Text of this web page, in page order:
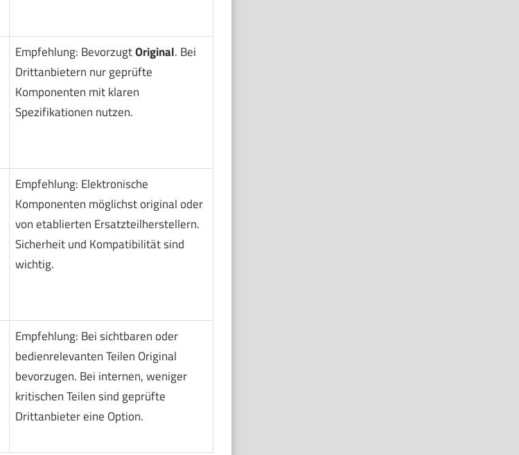
Empfehlung: BevorzugtOriginal. Bei
Drittanbietern nur geprüfte
Komponenten mit klaren
Spezifikationen nutzen.
Empfehlung: Elektronische
Komponenten möglichst original oder
von etablierten Ersatzteilherstellern.
Sicherheit und Kompatibilität sind
wichtig.
Empfehlung: Bei sichtbaren oder
bedienrelevanten Teilen Original
bevorzugen. Bei internen, weniger
kritischen Teilen sind geprüfte
Drittanbieter eine Option.